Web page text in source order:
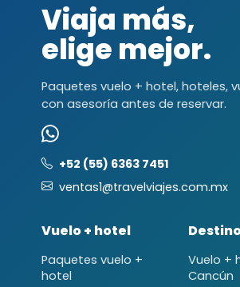
Viaja más,
elige mejor.
Paquetes vuelo + hotel, hoteles,
con asesoría antes de reservar.
+52 (55) 6363 7451
ventas1@travelviajes.com.mx
Vuelo + hotel
Paquetes vuelo +
hotel
Vuelo +
Cancún